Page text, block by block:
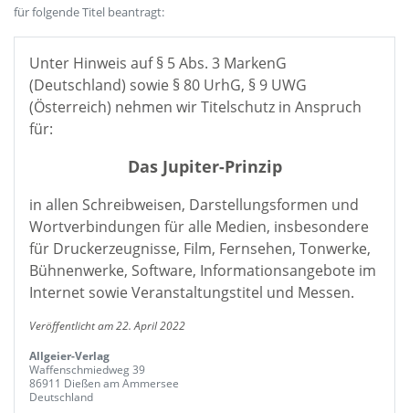
für folgende Titel beantragt:
Unter Hinweis auf § 5 Abs. 3 MarkenG
(Deutschland) sowie § 80 UrhG, § 9 UWG
(Österreich) nehmen wir Titelschutz in Anspruch
für:
Das Jupiter-Prinzip
in allen Schreibweisen, Darstellungsformen und
Wortverbindungen für alle Medien, insbesondere
für Druckerzeugnisse, Film, Fernsehen, Tonwerke,
Bühnenwerke, Software, Informationsangebote im
Internet sowie Veranstaltungstitel und Messen.
Veröffentlicht am 22. April 2022
Allgeier-Verlag
Waffenschmiedweg 39
86911 Dießen am Ammersee
Deutschland